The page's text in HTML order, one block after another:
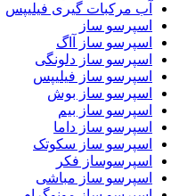
آب مرکبات گیری فیلیپس
اسپرسو ساز
اسپرسو ساز آاگ
اسپرسو ساز دلونگی
اسپرسو ساز فیلیپس
اسپرسو ساز بوش
اسپرسو ساز بیم
اسپرسو ساز داما
اسپرسو ساز سکوتک
اسپرسوساز فکر
اسپرسو ساز مباشی